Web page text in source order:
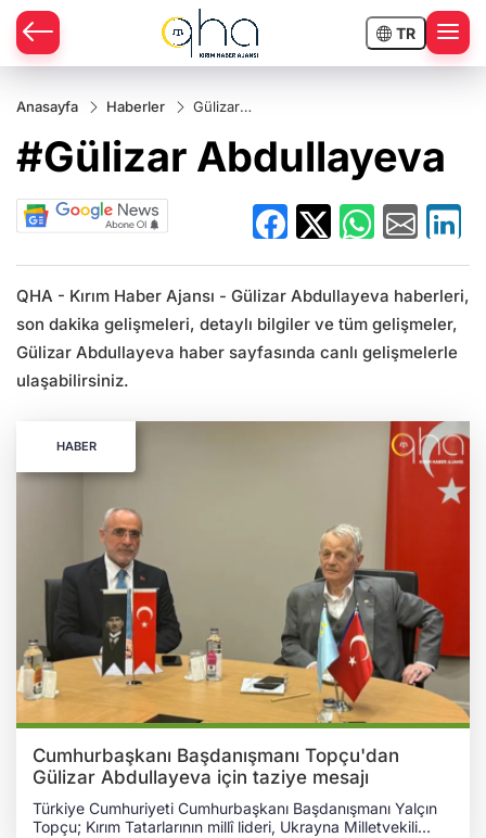
TR
Anasayfa Haberler
Gülizar
#Gülizar Abdullayeva
QHA - Kırım Haber Ajansı - Gülizar Abdullayeva haberleri,
son dakika gelişmeleri, detaylı bilgiler ve tüm gelişmeler,
Gülizar Abdullayeva haber sayfasında canlı gelişmelerle
ulaşabilirsiniz.
HABER
Cumhurbaşkanı Başdanışmanı Topçu'dan
Gülizar Abdullayeva için taziye mesajı
Türkiye Cumhuriyeti Cumhurbaşkanı Başdanışmanı Yalçın
Topçu; Kırım Tatarlarının millî lideri, Ukrayna Milletvekili